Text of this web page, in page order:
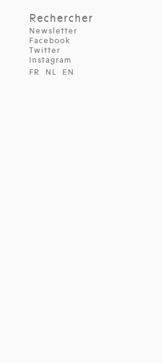
Rechercher
Newsletter
Facebook
Twitter
Instagram
FR
NL EN